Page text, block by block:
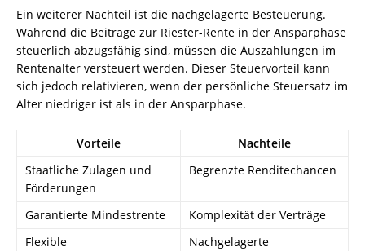
Ein weiterer Nachteil ist die nachgelagerte Besteuerung.
Während die Beiträge zur Riester-Rente in der Ansparphase
steuerlich abzugsfähig sind, müssen die Auszahlungen im
Rentenalter versteuert werden. Dieser Steuervorteil kann
sich jedoch relativieren, wenn der persönliche Steuersatz im
Alter niedriger ist als in der Ansparphase.
Vorteile
Nachteile
Staatliche Zulagen und
Förderungen
Begrenzte Renditechancen
Garantierte Mindestrente
Komplexität der Verträge
Flexible
Nachgelagerte